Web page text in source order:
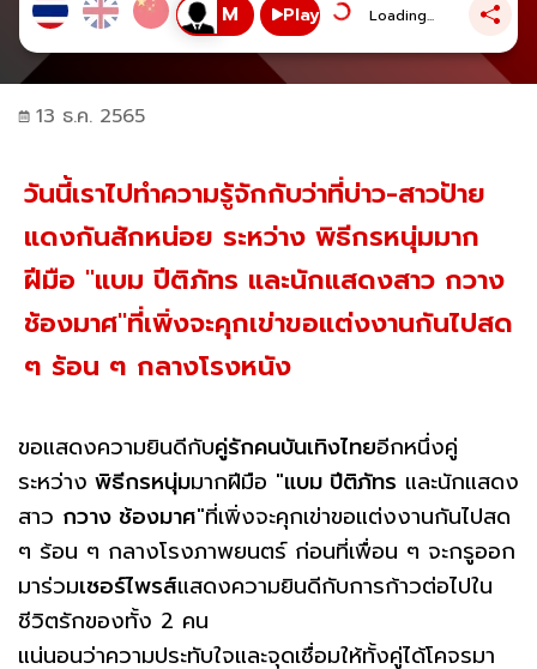
Play Loading...
13 ธ.ค. 2565
วันนี้เราไปทำความรู้จักกับว่าที่บ่าว-สาวป้าย
แดงกันสักหน่อย ระหว่าง พิธีกรหนุ่มมาก
ฝีมือ "แบม ปีติภัทร และนักแสดงสาว กวาง
ช้องมาศ"ที่เพิ่งจะคุกเข่าขอแต่งงานกันไปสด
ๆ ร้อน ๆ กลางโรงหนัง
ขอแสดงความยินดีกับคู่รักคนบันเทิงไทยอีกหนึ่งคู่
ระหว่าง พิธีกรหนุ่มมากฝีมือ "แบม ปีติภัทร และนักแสดง
สาว กวาง ช้องมาศ"ที่เพิ่งจะคุกเข่าขอแต่งงานกันไปสด
ๆ ร้อน ๆ กลางโรงภาพยนตร์ ก่อนที่เพื่อน ๆ จะกรูออก
มาร่วมเซอร์ไพรส์แสดงความยินดีกับการก้าวต่อไปใน
ชีวิตรักของทั้ง 2 คน
แน่นอนว่าความประทับใจและจุดเชื่อมให้ทั้งคู่ได้โคจรมา